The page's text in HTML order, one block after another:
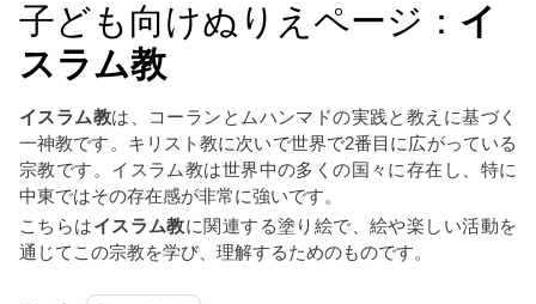
子ども向けぬりえページ： イ
スラム教
イスラム教は、コーランとムハンマドの実践と教えに基づく
一神教です。キリスト教に次いで世界で2番目に広がっている
宗教です。イスラム教は世界中の多くの国々に存在し、特に
中東ではその存在感が非常に強いです。
こちらはイスラム教に関連する塗り絵で、絵や楽しい活動を
通じてこの宗教を学び、理解するためのものです。